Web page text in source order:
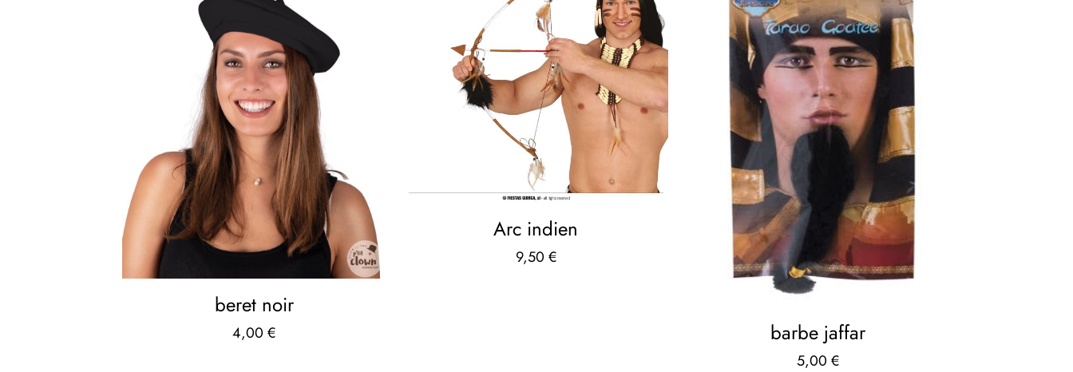
beret noir
4,00€
Arc indien
9,50 €
barbe jaffar
5,00 €